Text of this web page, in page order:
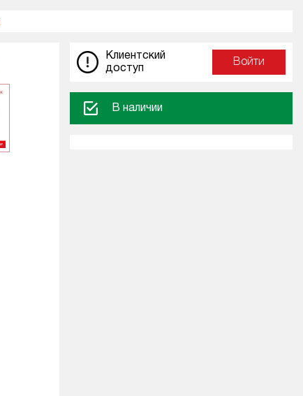
Клиентский
доступ
Войти
В наличии